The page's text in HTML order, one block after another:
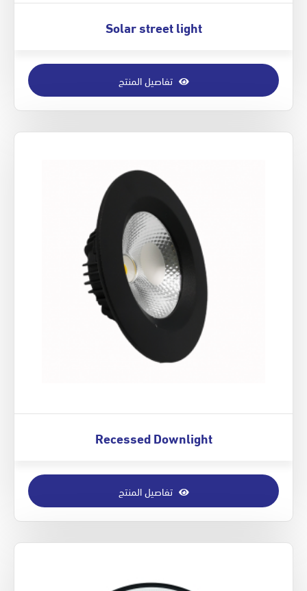
Solar street light
تفاصيل المنتج
Recessed Downlight
تفاصيل المنتج